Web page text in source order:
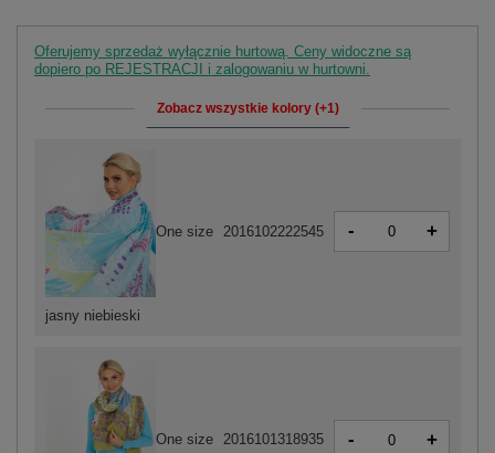
Oferujemy sprzedaż wyłącznie hurtową. Ceny widoczne są
dopiero po REJESTRACJI i zalogowaniu w hurtowni.
Zobacz wszystkie kolory (+1)
One size 2016101318935 - +
jasny niebieski
One size 2016102222545 - +